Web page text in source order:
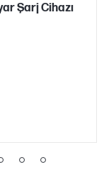
Şarj Cihazı